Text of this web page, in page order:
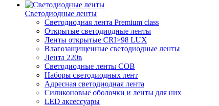
Светодиодные ленты
Светодиодная лента Premium class
Открытые светодиодные ленты
Ленты открытые CRI>98 LUX
Влагозащищенные светодиодные ленты
Лента 220в
Светодиодные ленты COB
Наборы светодиодных лент
Адресная светодиодная лента
Силиконовые оболочки и ленты для них
LED аксессуары